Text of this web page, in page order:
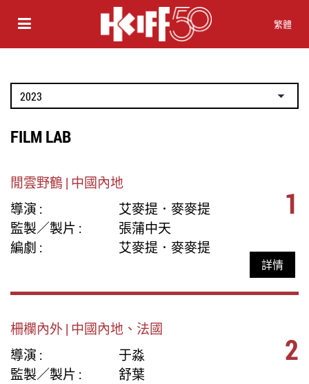
繁體
FILM LAB
閒雲野鶴 | 中國內地
導演 :
艾麥提．麥麥提
監製／製片 :
張蒲中天
編劇 :
艾麥提．麥麥提
1
詳情
柵欄內外 | 中國內地、法國
導演 :
于淼
監製／製片 :
舒葉
2